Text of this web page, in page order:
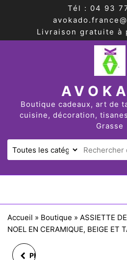
Tél : 04 93
Livraison gratuite à
Boutique cadeaux, art de
cuisine, décoration,
Grasse
Accueil » Boutique » ASSIETTE
NOEL EN CERAMIQUE, BEIGE ET
PLAT CARRÉ SANTA FÉ